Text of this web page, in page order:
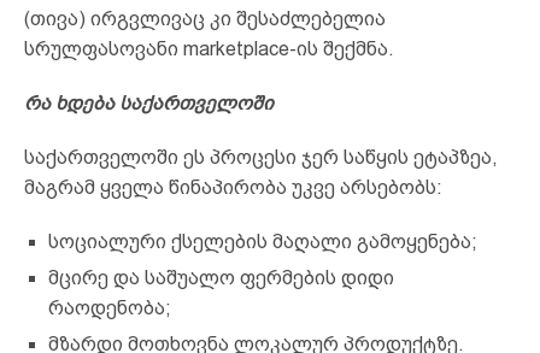
(თივა) ირგვლივაც კი შესაძლებელია
სრულფასოვანი marketplace-ის შექმნა.
რა ხდება საქართველოში
საქართველოში ეს პროცესი ჯერ საწყის ეტაპზეა,
მაგრამ ყველა წინაპირობა უკვე არსებობს:
სოციალური ქსელების მაღალი გამოყენება;
მცირე და საშუალო ფერმების დიდი
რაოდენობა;
მზარდი მოთხოვნა ლოკალურ პროდუქტზე.